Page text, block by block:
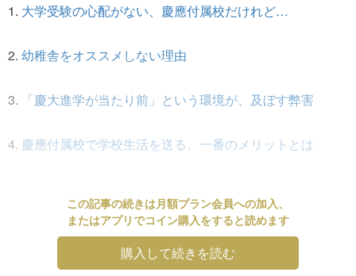
1. 大学受験の心配がない、慶應付属校だけれど…
2. 幼稚舎をオススメしない理由
3. 「慶大進学が当たり前」という環境が、及ぼす弊害
4. 慶應付属校で学校生活を送る、一番のメリットとは
この記事の続きは月額プラン会員への加入、
またはアプリでコイン購入をすると読めます
購入して続きを読む